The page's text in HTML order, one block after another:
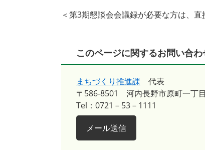
＜第3期懇談会会議録が必要な方は、
このページに関するお問い合わ
まちづくり推進課
代表
〒586-8501
河内長野市原町一丁
Tel：0721－53－1111
メール送信